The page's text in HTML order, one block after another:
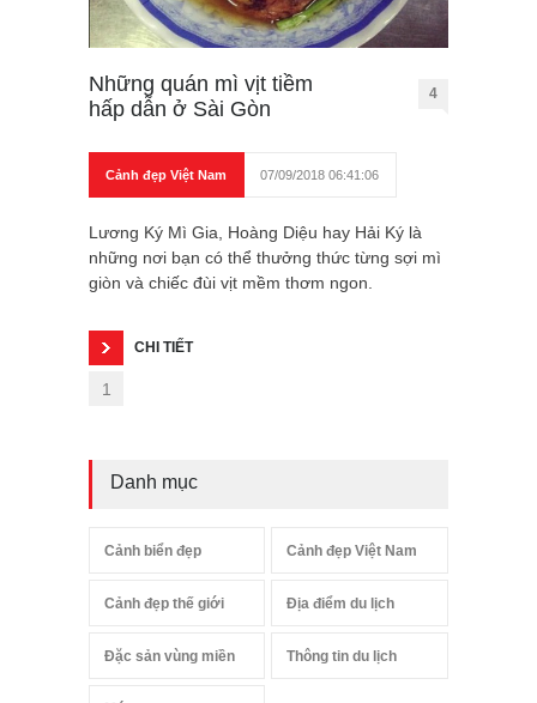
Những quán mì vịt tiềm
hấp dẫn ở Sài Gòn
4
Cảnh đẹp Việt Nam 07/09/2018 06:41:06
Lương Ký Mì Gia, Hoàng Diệu hay Hải Ký là
những nơi bạn có thể thưởng thức từng sợi mì
giòn và chiếc đùi vịt mềm thơm ngon.
CHI TIẾT
1
Danh mục
Cảnh biển đẹp Cảnh đẹp Việt Nam
Cảnh đẹp thế giới Địa điểm du lịch
Đặc sản vùng miền Thông tin du lịch